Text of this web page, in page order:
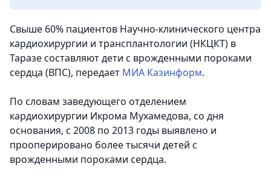
Свыше 60% пациентов Научно-клинического центра
кардиохирургии и трансплантологии (НКЦКТ) в
Таразе составляют дети с врожденными пороками
сердца (ВПС), передает МИА Казинформ.
По словам заведующего отделением
кардиохирургии Икрома Мухамедова, со дня
основания, с 2008 по 2013 годы выявлено и
прооперировано более тысячи детей с
врожденными пороками сердца.